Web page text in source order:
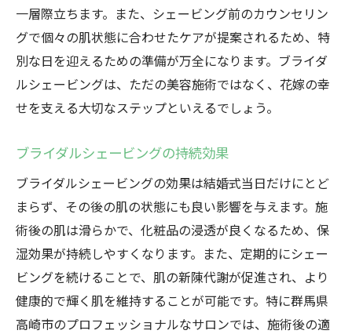
一層際立ちます。また、シェービング前のカウンセリン
グで個々の肌状態に合わせたケアが提案されるため、特
別な日を迎えるための準備が万全になります。ブライダ
ルシェービングは、ただの美容施術ではなく、花嫁の幸
せを支える大切なステップといえるでしょう。
ブライダルシェービングの持続効果
ブライダルシェービングの効果は結婚式当日だけにとど
まらず、その後の肌の状態にも良い影響を与えます。施
術後の肌は滑らかで、化粧品の浸透が良くなるため、保
湿効果が持続しやすくなります。また、定期的にシェー
ビングを続けることで、肌の新陳代謝が促進され、より
健康的で輝く肌を維持することが可能です。特に群馬県
高崎市のプロフェッショナルなサロンでは、施術後の適